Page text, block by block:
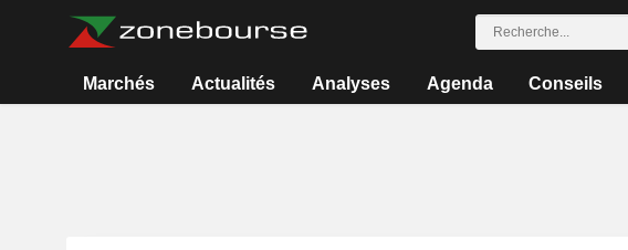
Marchés Actualités Analyses Agenda Conseils